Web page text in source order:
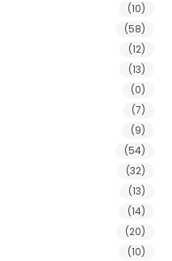
(10)
(58)
(12)
(13)
(0)
(7)
(9)
(54)
(32)
(13)
(14)
(20)
(10)